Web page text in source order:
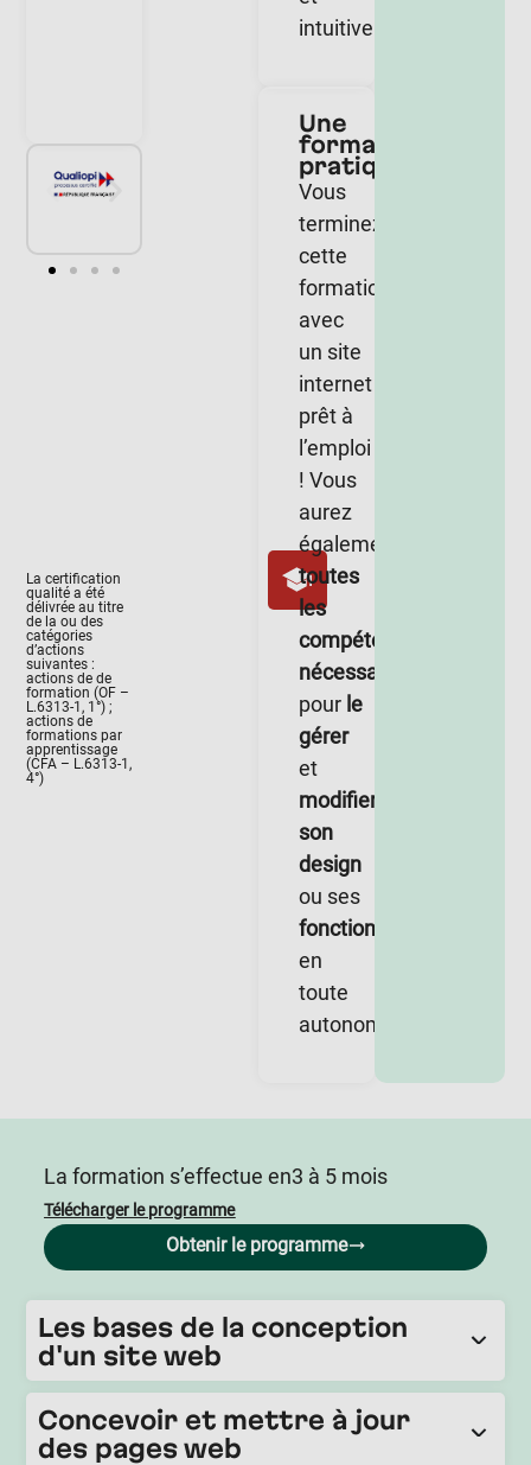
La certification
qualité a été
délivrée au titre
de la ou des
catégories
d’actions
suivantes :
actions de de
formation (OF –
L.6313-1, 1°) ;
actions de
formations par
apprentissage
(CFA – L.6313-1,
4°)
intuitive.
Une
formation
pratique
Vous
terminez
cette
formation
avec
un site
internet
prêt à
l’emploi
! Vous
aurez
également
toutes
les
compétences
nécessaires
pour le
gérer
et
modifier
son
design
ou ses
fonctionnalités
en
toute
autonomie.
La formation s’effectue en3 à 5 mois
Télécharger le programme
Obtenir le programme
Les bases de la conception
d'un site web
Concevoir et mettre à jour
des pages web